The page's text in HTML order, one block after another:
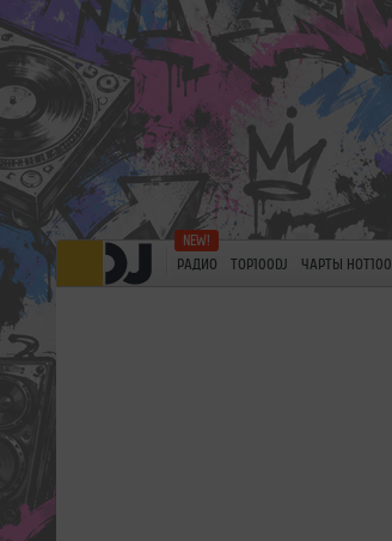
РАДИО TOP100DJ ЧАРТЫ HOT100